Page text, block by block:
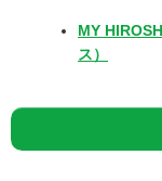
MY
ス）